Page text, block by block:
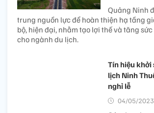
Quảng Ninh
trung nguồn lực để hoàn thiện hạ tầng
bộ, hiện đại, nhằm tạo lợi thế và tăng
cho ngành du lịch.
Tín hiệu khởi
lịch Ninh
nghỉ lễ
04/05/2023